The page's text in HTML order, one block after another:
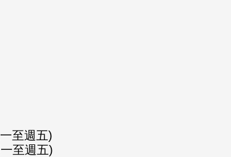
至週五)
至週五)